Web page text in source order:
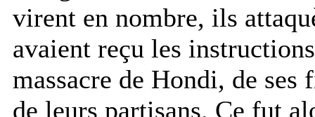
virent en nombre, ils
avaient reçu les
massacre de Hondi, de ses
de leurs partisans. Ce fut